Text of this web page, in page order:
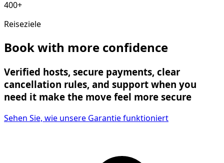
400+
Reiseziele
Book with more confidence
Verified hosts, secure payments, clear
cancellation rules, and support when you
need it make the move feel more secure
Sehen Sie, wie unsere Garantie funktioniert